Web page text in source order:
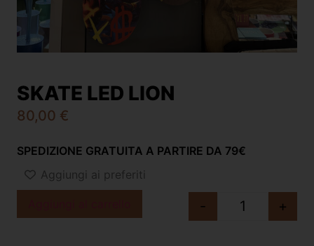
SKATE LED LION
80,00 €
SPEDIZIONE GRATUITA A PARTIRE DA 79€
Aggiungi ai preferiti
- +